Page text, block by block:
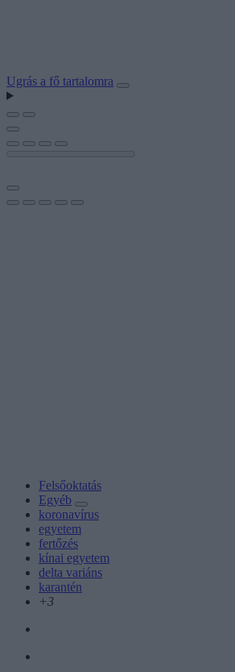
Ugrás a fő tartalomra
Felsőoktatás
Egyéb
koronavírus
egyetem
fertőzés
kínai egyetem
delta variáns
karantén
+3